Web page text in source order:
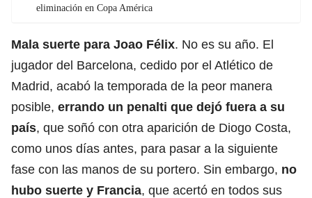
eliminación en Copa América
Mala suerte para Joao Félix. No es su año. El
jugador del Barcelona, cedido por el Atlético de
Madrid, acabó la temporada de la peor manera
posible, errando un penalti que dejó fuera a su
país, que soñó con otra aparición de Diogo Costa,
como unos días antes, para pasar a la siguiente
fase con las manos de su portero. Sin embargo, no
hubo suerte y Francia, que acertó en todos sus